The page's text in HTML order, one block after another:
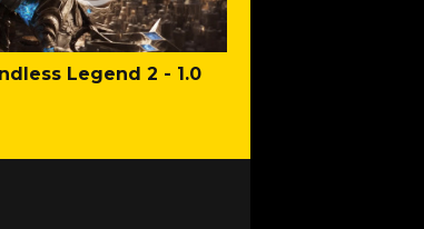
Legend 2 - 1.0